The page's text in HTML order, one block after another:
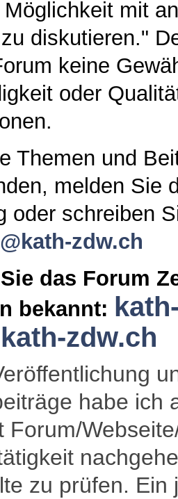
mit
diskutieren."
keine
oder
Themen und
melden Sie
oder schreiben
zdw.ch
das Forum
bekannt:
zdw.ch
habe ich
Forum/
zu prüfen.